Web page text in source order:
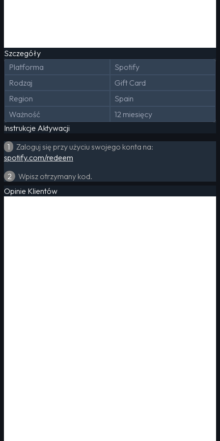
Szczegóły
Platforma
Spotify
Rodzaj
Gift Card
Region
Spain
Ważność
12 miesięcy
Instrukcje Aktywacji
1
Zaloguj się przy użyciu swojego konta na:
spotify.com/redeem
2
Wpisz otrzymany kod.
Opinie Klientów